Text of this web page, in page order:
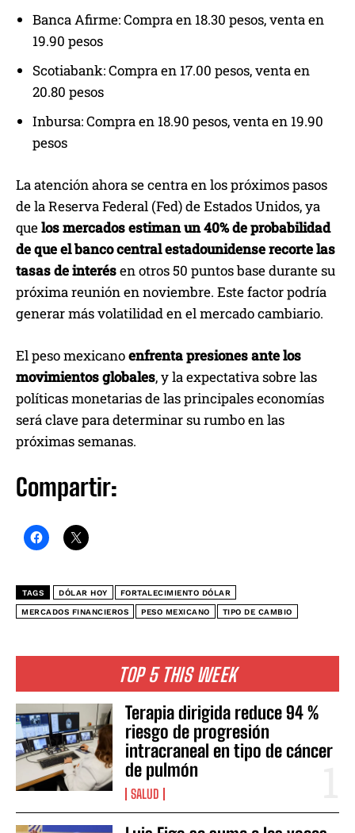
TOP 5 THIS WEEK
Terapia dirigida reduce 94 %
riesgo de progresión
intracraneal en tipo de cáncer
de pulmón
SALUD
Banca Afirme: Compra en 18.30 pesos, venta en
19.90 pesos
Scotiabank: Compra en 17.00 pesos, venta en
20.80 pesos
Inbursa: Compra en 18.90 pesos, venta en 19.90
pesos
La atención ahora se centra en los próximos pasos
de la Reserva Federal (Fed) de Estados Unidos, ya
quelos mercados estiman un 40% de probabilidad
de que el banco central estadounidense recorte las
tasas de interésen otros 50 puntos base durante su
próxima reunión en noviembre. Este factor podría
generar más volatilidad en el mercado cambiario.
El peso mexicanoenfrenta presiones ante los
movimientos globales, y la expectativa sobre las
políticas monetarias de las principales economías
será clave para determinar su rumbo en las
próximas semanas.
Compartir:
TAGS DÓLAR HOY FORTALECIMIENTO DÓLAR
MERCADOS FINANCIEROS PESO MEXICANO TIPO DE CAMBIO